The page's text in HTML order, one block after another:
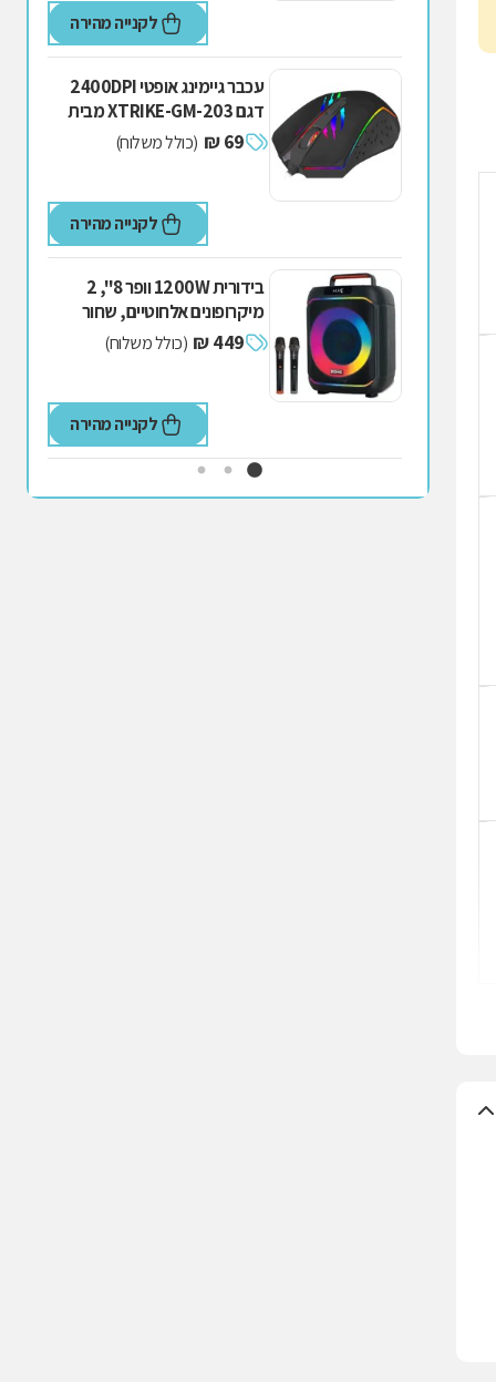
לקנייה מהירה
עכבר גיימינג אופטי 2400DPI
דגם XTRIKE-GM-203 מבית
XTRIKE
69 ₪ (כולל משלוח)
לקנייה מהירה
בידורית 1200W וופר 8", 2
מיקרופונים אלחוטיים, שחור
דגם BOOMIX-8 מבית DOME449 ₪ (כולל משלוח)
לקנייה מהירה